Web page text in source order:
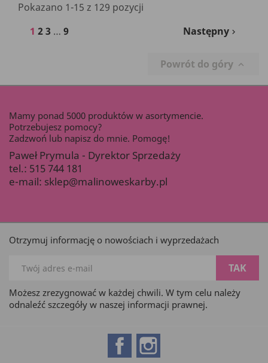
Pokazano 1-15 z 129 pozycji
1 23 … 9 Następny 
Powrót do góry 
Mamy ponad 5000 produktów w asortymencie.
Potrzebujesz pomocy?
Zadzwoń lub napisz do mnie. Pomogę!
Paweł Prymula - Dyrektor Sprzedaży
tel.: 515 744 181
e-mail: sklep@malinoweskarby.pl
Otrzymuj informację o nowościach i wyprzedażach
Możesz zrezygnować w każdej chwili. W tym celu należy
odnaleźć szczegóły w naszej informacji prawnej.
Facebook